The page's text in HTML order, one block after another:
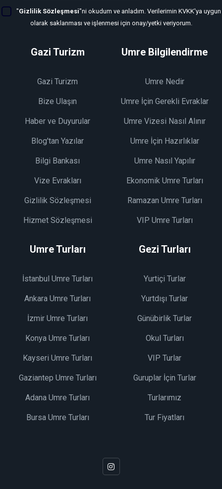
"Gizlilik Sözleşmesi"ni okudum ve anladım. Verilerimin KVKK'ya uygun
olarak saklanması ve işlenmesi için onay/yetki veriyorum.
Gazi Turizm
Gazi Turizm
Bize Ulaşın
Haber ve Duyurular
Blog'tan Yazılar
Bilgi Bankası
Vize Evrakları
Gizlilik Sözleşmesi
Hizmet Sözleşmesi
Umre Bilgilendirme
Umre Nedir
Umre İçin Gerekli Evraklar
Umre Vizesi Nasıl Alınır
Umre İçin Hazırlıklar
Umre Nasıl Yapılır
Ekonomik Umre Turları
Ramazan Umre Turları
VIP Umre Turları
Umre Turları
İstanbul Umre Turları
Ankara Umre Turları
İzmir Umre Turları
Konya Umre Turları
Kayseri Umre Turları
Gaziantep Umre Turları
Adana Umre Turları
Bursa Umre Turları
Gezi Turları
Yurtiçi Turlar
Yurtdışı Turlar
Günübirlik Turlar
Okul Turları
VIP Turlar
Guruplar İçin Turlar
Turlarımız
Tur Fiyatları